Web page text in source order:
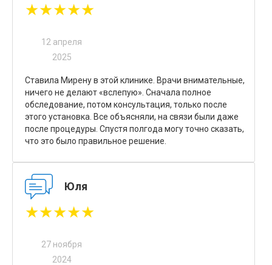
★★★★★
12 апреля
2025
Ставила Мирену в этой клинике. Врачи внимательные,
ничего не делают «вслепую». Сначала полное
обследование, потом консультация, только после
этого установка. Все объясняли, на связи были даже
после процедуры. Спустя полгода могу точно сказать,
что это было правильное решение.
Юля
★★★★★
27 ноября
2024